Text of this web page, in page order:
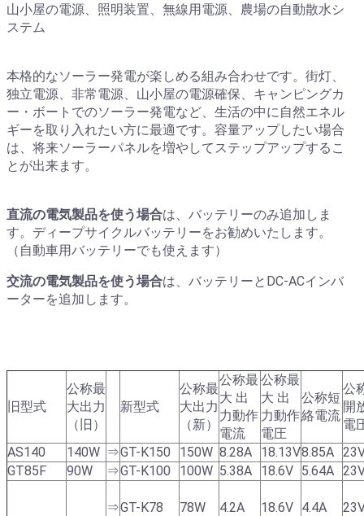
山小屋の電源、照明装置、無線用電源、農場の自動散水シ
ステム
本格的なソーラー発電が楽しめる組み合わせです。街灯、
独立電源、非常電源、山小屋の電源確保、キャンピングカ
ー・ボートでのソーラー発電など、生活の中に自然エネル
ギーを取り入れたい方に最適です。容量アップしたい場合
は、将来ソーラーパネルを増やしてステップアップするこ
とが出来ます。
直流の電気製品を使う場合は、バッテリーのみ追加しま
す。ディープサイクルバッテリーをお勧めいたします。
（自動車用バッテリーでも使えます）
交流の電気製品を使う場合は、バッテリーとDC-ACインバ
ーターを追加します。
旧型式
公称最
大出力
（旧）
新型式
公称最
大出力
（新）
公称最
大 出
力動作
電流
公称最
大 出
力動作
電圧
公称短
絡電流
公
開
電
AS140
140W ⇒GT-K150 150W 8.28A 18.13V8.85A
GT85F
90W ⇒GT-K100 100W 5.38A 18.6V 5.64A
⇒GT-K78 78W 4.2A 18.6V 4.4A